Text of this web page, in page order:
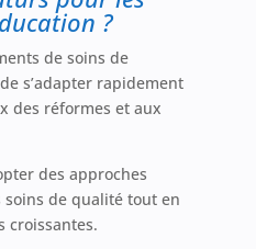
?
de soins de
s’adapter rapidement
des réformes et aux
des approches
de qualité tout en
croissantes.